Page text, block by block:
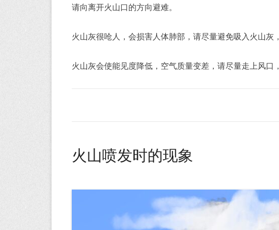
请向离开火山口的方向避难。
火山灰很呛人，会损害人体肺部，请尽量避免吸入火山灰
火山灰会使能见度降低，空气质量变差，请尽量走上风口
火山喷发时的现象